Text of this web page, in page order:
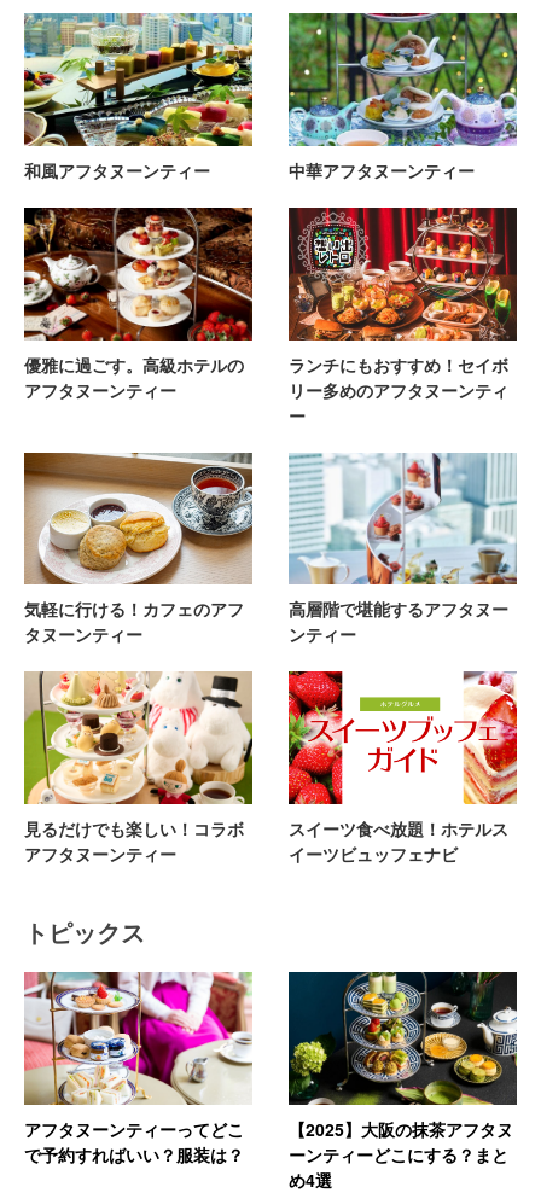
和風アフタヌーンティー 中華アフタヌーンティー
優雅に過ごす。高級ホテルの
アフタヌーンティー
ランチにもおすすめ！セイボ
リー多めのアフタヌーンティ
ー
気軽に行ける！カフェのアフ
タヌーンティー
高層階で堪能するアフタヌー
ンティー
見るだけでも楽しい！コラボ
アフタヌーンティー
スイーツ食べ放題！ホテルス
イーツビュッフェナビ
トピックス
アフタヌーンティーってどこ
で予約すればいい？服装は？
【2025】大阪の抹茶アフタヌ
ーンティーどこにする？まと
め4選